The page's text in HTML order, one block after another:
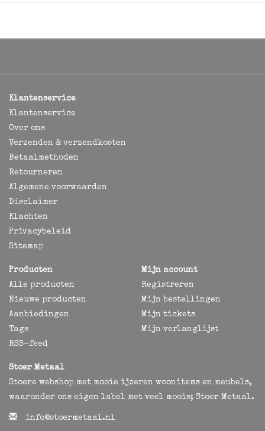
Klantenservice
Klantenservice
Over ons
Verzenden & verzendkosten
Betaalmethoden
Retourneren
Algemene voorwaarden
Disclaimer
Klachten
Privacybeleid
Sitemap
Producten
Alle producten
Nieuwe producten
Aanbiedingen
Tags
RSS-feed
Mijn account
Registreren
Mijn bestellingen
Mijn tickets
Mijn verlanglijst
Stoer Metaal
Stoere webshop met mooie ijzeren woonitems en meubels,
waaronder ons eigen label met veel moois; Stoer Metaal.
info@stoermetaal.nl